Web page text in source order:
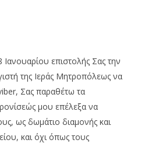
επιστολής Σας την
της Ιεράς Μητροπόλεως να
Σας παραθέτω τα
μου επέλεξα να
ως δωμάτιο διαμονής και
και όχι όπως τους